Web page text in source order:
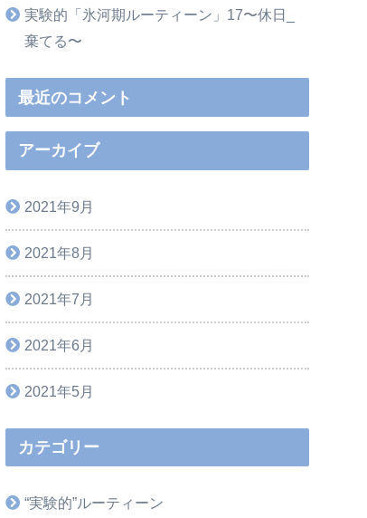
実験的「氷河期ルーティーン」17〜休日_
棄てる〜
最近のコメント
アーカイブ
2021年9月
2021年8月
2021年7月
2021年6月
2021年5月
カテゴリー
“実験的”ルーティーン